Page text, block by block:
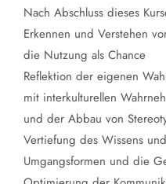
Nach Abschluss dieses
Erkennen und Verstehen
die Nutzung als Chance
Reflektion der eigenen
mit interkulturellen
und der Abbau von
Vertiefung des Wissens
Umgangsformen und die